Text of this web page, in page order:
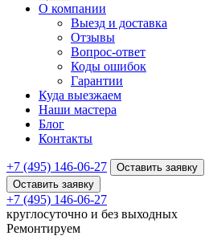
О компании
Выезд и доставка
Отзывы
Вопрос-ответ
Коды ошибок
Гарантии
Куда выезжаем
Наши мастера
Блог
Контакты
+7 (495) 146-06-27
Оставить заявку
Оставить заявку
+7 (495) 146-06-27
круглосуточно и без выходных
Ремонтируем